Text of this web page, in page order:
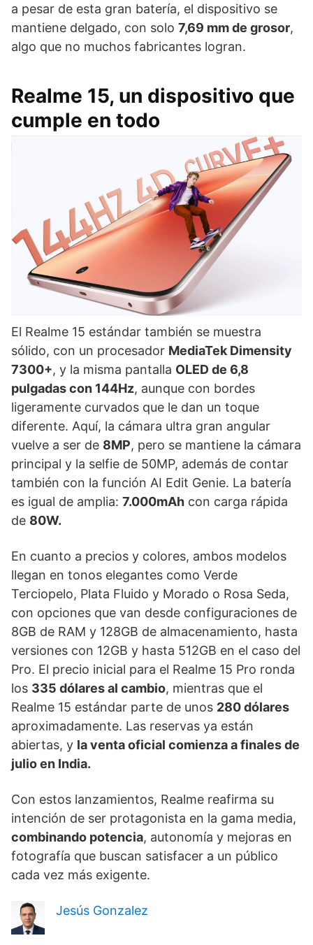
a pesar de esta gran batería, el dispositivo se
mantiene delgado, con solo 7,69 mm de grosor,
algo que no muchos fabricantes logran.
Realme 15, un dispositivo que
cumple en todo
El Realme 15 estándar también se muestra
sólido, con un procesador MediaTek Dimensity
7300+, y la misma pantalla OLED de 6,8
pulgadas con 144Hz, aunque con bordes
ligeramente curvados que le dan un toque
diferente. Aquí, la cámara ultra gran angular
vuelve a ser de 8MP, pero se mantiene la cámara
principal y la selfie de 50MP, además de contar
también con la función AI Edit Genie. La batería
es igual de amplia: 7.000mAh con carga rápida
de 80W.
En cuanto a precios y colores, ambos modelos
llegan en tonos elegantes como Verde
Terciopelo, Plata Fluido y Morado o Rosa Seda,
con opciones que van desde configuraciones de
8GB de RAM y 128GB de almacenamiento, hasta
versiones con 12GB y hasta 512GB en el caso del
Pro. El precio inicial para el Realme 15 Pro ronda
los 335 dólares al cambio, mientras que el
Realme 15 estándar parte de unos 280 dólares
aproximadamente. Las reservas ya están
abiertas, y la venta oficial comienza a finales de
julio en India.
Con estos lanzamientos, Realme reafirma su
intención de ser protagonista en la gama media,
combinando potencia, autonomía y mejoras en
fotografía que buscan satisfacer a un público
cada vez más exigente.
Jesús Gonzalez